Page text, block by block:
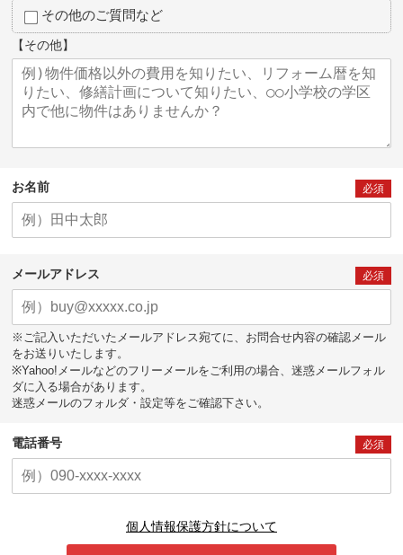
その他のご質問など
【その他】
お名前 必須
メールアドレス 必須
※ご記入いただいたメールアドレス宛てに、お問合せ内容の確認メール
をお送りいたします。
※Yahoo!メールなどのフリーメールをご利用の場合、迷惑メールフォル
ダに入る場合があります。
迷惑メールのフォルダ・設定等をご確認下さい。
電話番号 必須
個人情報保護方針について